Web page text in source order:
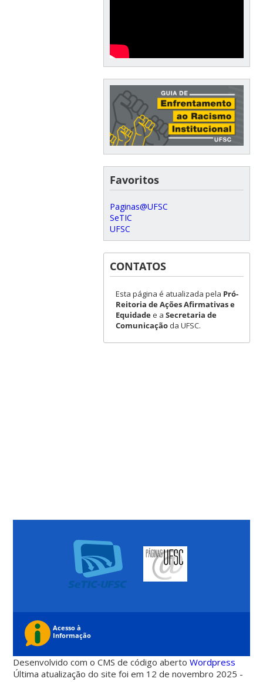
Favoritos
Paginas@UFSC
SeTIC
UFSC
CONTATOS
Esta página é atualizada pela Pró-
Reitoria de Ações Afirmativas e
Equidadee a Secretaria de
Comunicaçãoda UFSC.
Desenvolvido com o CMS de código abertoWordpress
Última atualização do site foi em 12 de novembro 2025 -